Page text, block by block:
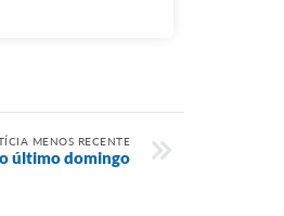
MENOS RECENTE
último domingo